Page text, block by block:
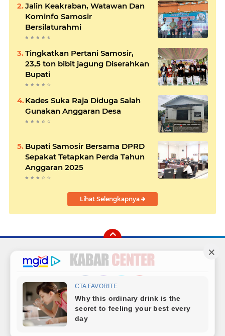
Jalin Keakraban, Watawan Dan
Kominfo Samosir
Bersilaturahmi
Tingkatkan Pertani Samosir,
23,5 ton bibit jagung Diserahkan
Bupati
Kades Suka Raja Diduga Salah
Gunakan Anggaran Desa
Bupati Samosir Bersama DPRD
Sepakat Tetapkan Perda Tahun
Anggaran 2025
Lihat Selengkapnya
FacebookInstagram
TwitterYouTube
Redaksi Sitemap Hubungi Kami Radio
Copyright ©